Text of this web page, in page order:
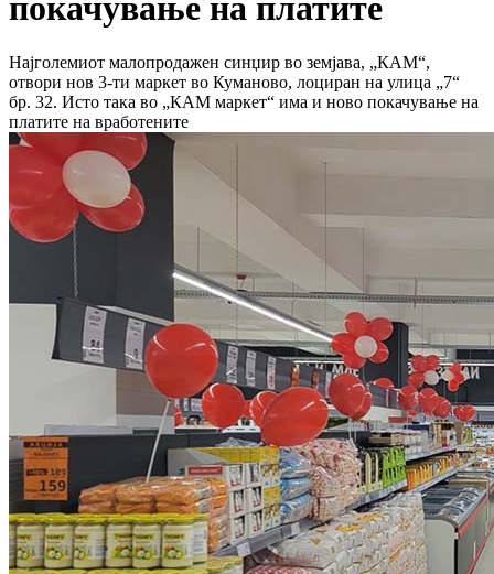
покачување на платите
Најголемиот малопродажен синџир во земјава, „КАМ“,
отвори нов 3-ти маркет во Куманово, лоциран на улица „7“
бр. 32. Исто така во „КАМ маркет“ има и ново покачување на
платите на вработените